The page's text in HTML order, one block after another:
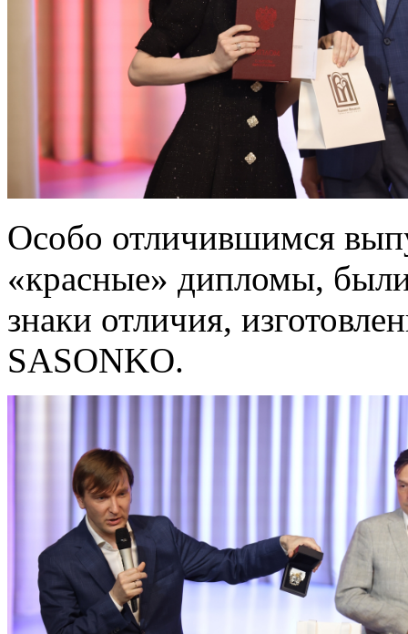
Особо отличившимся
«красные» дипломы,
знаки отличия,
SASONKO.